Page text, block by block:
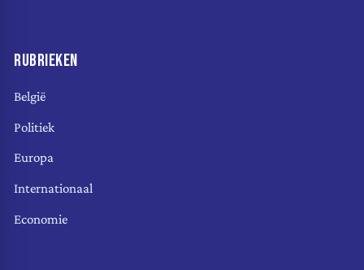
RUBRIEKEN
België
Politiek
Europa
Internationaal
Economie